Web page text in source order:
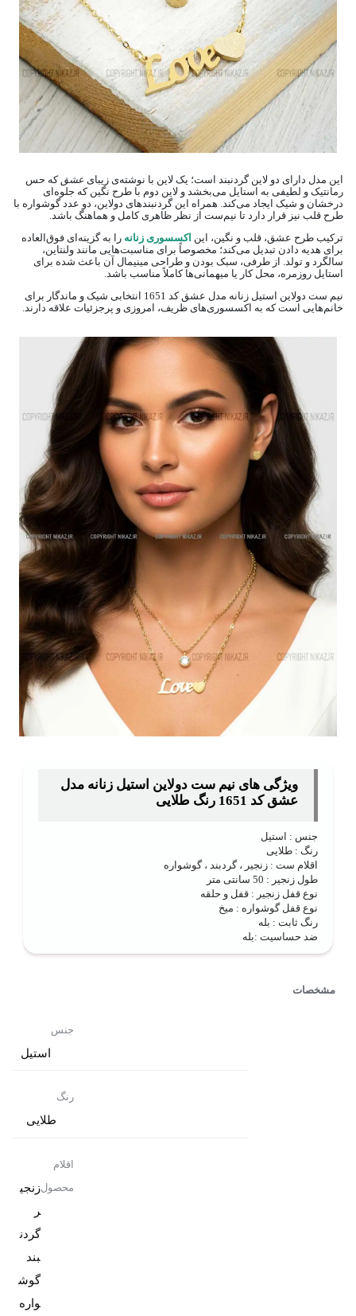
این مدل دارای دو لاین گردنبند است؛ یک لاین با نوشته‌ی زیبای عشقکه حس
رمانتیک و لطیفی به استایل می‌بخشد و لاین دوم با طرح نگین که جلوه‌ای
درخشان و شیک ایجاد می‌کند. همراه این گردنبندهای دولاین، دو عدد گوشواره با
طرح قلب نیز قرار دارد تا نیم‌ست از نظر ظاهری کامل و هماهنگ باشد.
ترکیب طرح عشق، قلب و نگین، این اکسسوری زنانه را به گزینه‌ای فوق‌العاده
برای هدیه دادن تبدیل می‌کند؛ مخصوصاً برای مناسبت‌هایی مانند ولنتاین،
سالگرد و تولد. از طرفی، سبک بودن و طراحی مینیمال آن باعث شده برای
استایل روزمره، محل کار یا میهمانی‌ها کاملاً مناسب باشد.
نیم ست دولاین استیل زنانه مدل عشق کد 1651 انتخابی شیک و ماندگار برای
خانم‌هایی است که به اکسسوری‌های ظریف، امروزی و پرجزئیات علاقه دارند.
ویژگی های نیم ست دولاین استیل زنانه مدل
عشق کد 1651 رنگ طلایی
جنس : استیل
رنگ : طلایی
اقلام ست : زنجیر ، گردبند ، گوشواره
طول زنجیر : 50 سانتی متر
نوع قفل زنجیر : قفل و حلقه
نوع قفل گوشواره : میخ
رنگ ثابت : بله
ضد حساسیت :‌بله
مشخصات
جنس
استیل
رنگ
طلایی
اقلام
محصولزنجی
گردن
گوش
واره